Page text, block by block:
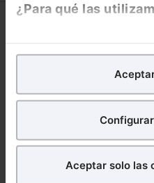
¿Para qué las
analíticospara tratar de
nuestra página web.
para poder mostrarte
¿Qué puedes hacer?
Aceptar solo las
Lefebvre
Trabaja con nosotros
Productos